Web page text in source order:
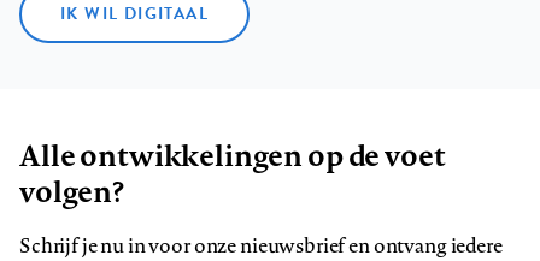
IK WIL DIGITAAL
Alle ontwikkelingen op de voet
volgen?
Schrijf je nu in voor onze nieuwsbrief en ontvang iedere